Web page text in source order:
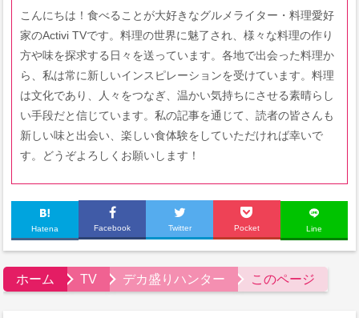
こんにちは！食べることが大好きなグルメライター・料理愛好
家のActivi TVです。料理の世界に魅了され、様々な料理の作り
方や味を探求する日々を送っています。各地で出会った料理か
ら、私は常に新しいインスピレーションを受けています。料理
は文化であり、人々をつなぎ、温かい気持ちにさせる素晴らし
い手段だと信じています。私の記事を通じて、読者の皆さんも
新しい味と出会い、楽しい食体験をしていただければ幸いで
す。どうぞよろしくお願いします！
Hatena Facebook Twitter Pocket Line
ホーム TV デカ盛りハンター このページ